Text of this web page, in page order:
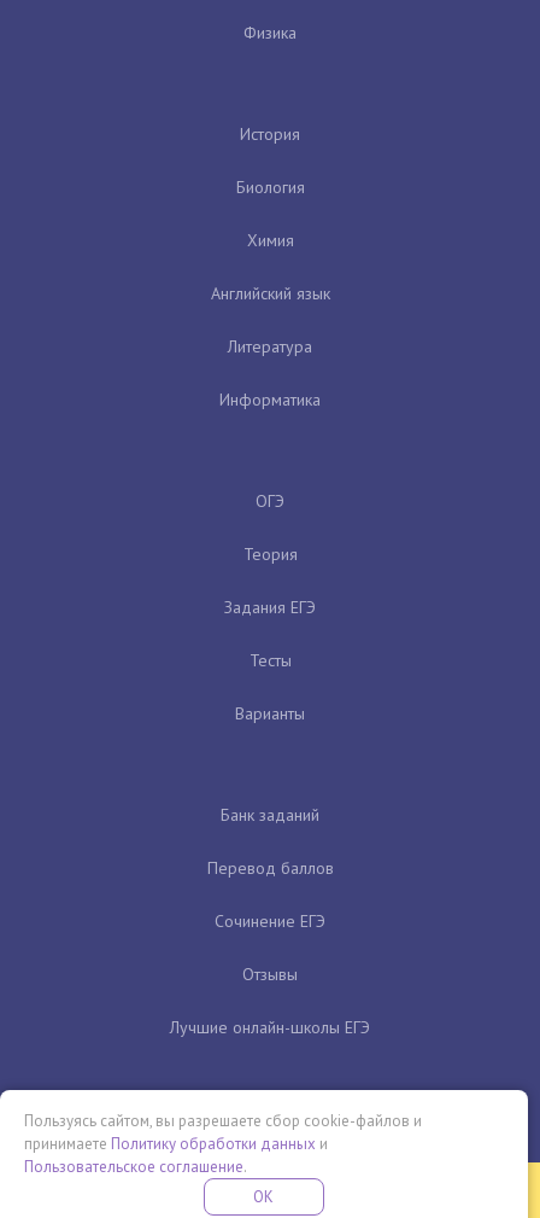
Физика
История
Биология
Химия
Английский язык
Литература
Информатика
ОГЭ
Теория
Задания ЕГЭ
Тесты
Варианты
Банк заданий
Перевод баллов
Сочинение ЕГЭ
Отзывы
Лучшие онлайн-школы ЕГЭ
Бесплатная летняя школа
Пользуясь сайтом, вы разрешаете сбор cookie-файлов и
принимаете Политику обработки данных и
Пользовательское соглашение.
OK